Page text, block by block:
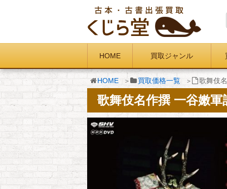
HOME 買取ジャンル
HOME 買取価格一覧 歌舞伎
歌舞伎名作撰 一谷嫩軍